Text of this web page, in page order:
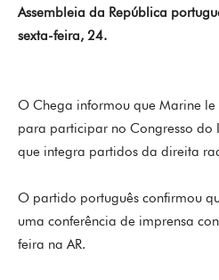
Assembleia da República
sexta-feira, 24.
O Chega informou que Marine le
para participar no Congresso do
que integra partidos da direita
O partido português confirmou
uma conferência de imprensa
feira na AR.